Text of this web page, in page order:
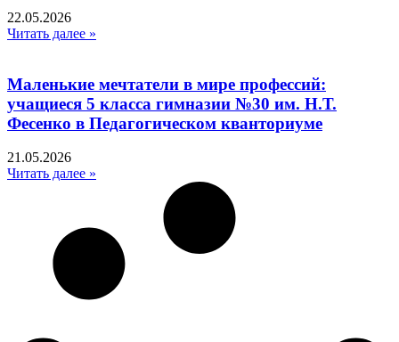
22.05.2026
Читать далее »
Маленькие мечтатели в мире профессий:
учащиеся 5 класса гимназии №30 им. Н.Т.
Фесенко в Педагогическом кванториуме
21.05.2026
Читать далее »